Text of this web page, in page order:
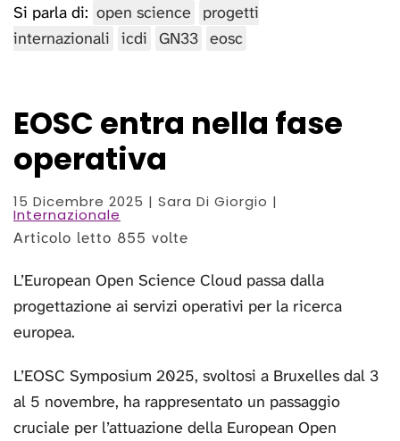
Si parla di: open science progetti
internazionali icdi GN33 eosc
EOSC entra nella fase
operativa
15 Dicembre 2025 | Sara Di Giorgio |
Internazionale
Articolo letto 855 volte
L’European Open Science Cloud passa dalla
progettazione ai servizi operativi per la ricerca
europea.
L’EOSC Symposium 2025, svoltosi a Bruxelles dal 3
al 5 novembre, ha rappresentato un passaggio
cruciale per l’attuazione della European Open